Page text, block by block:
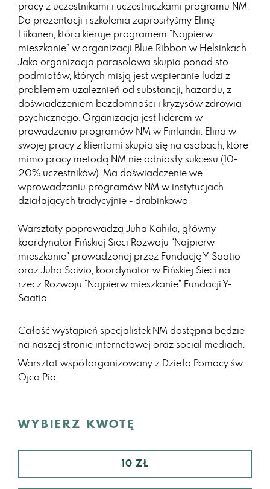
pracy z uczestnikami i uczestniczkami programu NM.
Do prezentacji i szkolenia zaprosiłyśmy Elinę
Liikanen, która kieruje programem “Najpierw
mieszkanie” w organizacji Blue Ribbon w Helsinkach.
Jako organizacja parasolowa skupia ponad sto
podmiotów, których misją jest wspieranie ludzi z
problemem uzależnień od substancji, hazardu, z
doświadczeniem bezdomności i kryzysów zdrowia
psychicznego. Organizacja jest liderem w
prowadzeniu programów NM w Finlandii. Elina w
swojej pracy z klientami skupia się na osobach, które
mimo pracy metodą NM nie odniosły sukcesu (10-
20% uczestników). Ma doświadczenie we
wprowadzaniu programów NM w instytucjach
działających tradycyjnie - drabinkowo.
Warsztaty poprowadzą Juha Kahila, główny
koordynator Fińskiej Sieci Rozwoju “Najpierw
mieszkanie” prowadzonej przez Fundację Y-Saatio
oraz Juha Soivio, koordynator w Fińskiej Sieci na
rzecz Rozwoju “Najpierw mieszkanie” Fundacji Y-
Saatio.
Całość wystąpień specjalistek NM dostępna będzie
na naszej stronie internetowej oraz social mediach.
Warsztat współorganizowany z Dzieło Pomocy św.
Ojca Pio.
WYBIERZ KWOTĘ
10 ZŁ